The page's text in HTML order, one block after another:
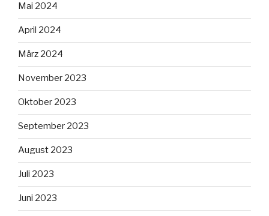
Mai 2024
April 2024
März 2024
November 2023
Oktober 2023
September 2023
August 2023
Juli 2023
Juni 2023